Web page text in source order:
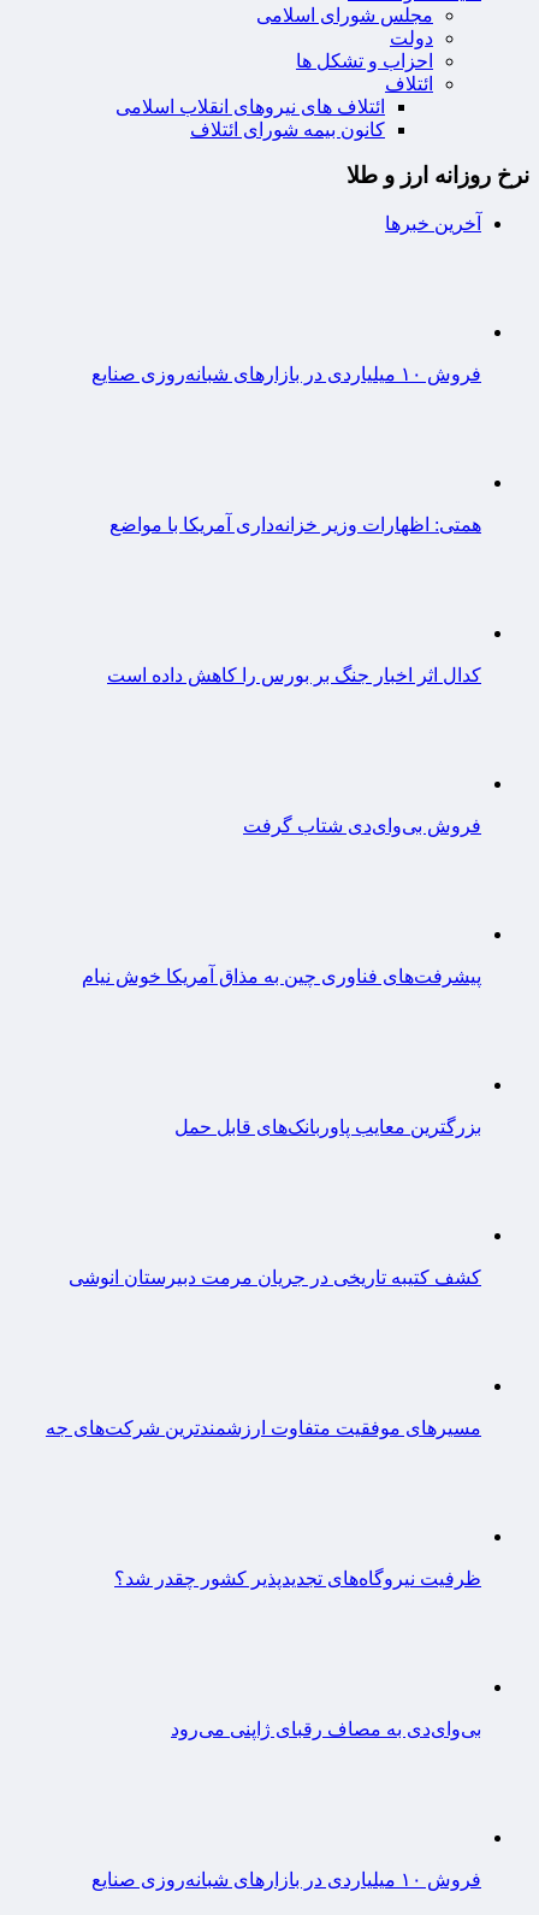
مجلس شورای اسلامی
دولت
احزاب و تشکل ها
ائتلاف
ائتلاف های نیروهای انقلاب اسلامی
کانون بیمه شورای ائتلاف
نرخ روزانه ارز و طلا
آخرین خبرها
فروش ۱۰ میلیاردی در بازارهای شبانه‌روزی صنایع
همتی: اظهارات وزیر خزانه‌داری آمریکا با مواضع
کدال اثر اخبار جنگ بر بورس را کاهش داده است
فروش بی‌وای‌دی شتاب گرفت
پیشرفت‌های فناوری چین به مذاق آمریکا خوش نیام
بزرگترین معایب پاوربانک‌های قابل حمل
کشف کتیبه تاریخی در جریان مرمت دبیرستان انوشی
مسیرهای موفقیت متفاوت ارزشمندترین شرکت‌های جه
ظرفیت نیروگاه‌های تجدیدپذیر کشور چقدر شد؟
بی‌وای‌دی به مصاف رقبای ژاپنی می‌رود
فروش ۱۰ میلیاردی در بازارهای شبانه‌روزی صنایع